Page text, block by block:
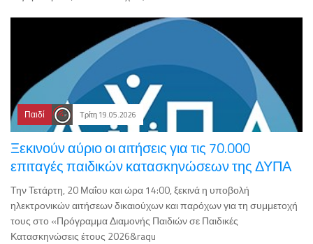
Παιδί Τρίτη 19.05.2026
Ξεκινούν αύριο οι αιτήσεις για τις 70.000
επιταγές παιδικών κατασκηνώσεων της ΔΥΠΑ
Την Τετάρτη, 20 Μαΐου και ώρα 14:00, ξεκινά η υποβολή
ηλεκτρονικών αιτήσεων δικαιούχων και παρόχων για τη συμμετοχή
τους στο «Πρόγραμμα Διαμονής Παιδιών σε Παιδικές
Κατασκηνώσεις έτους 2026&raqu